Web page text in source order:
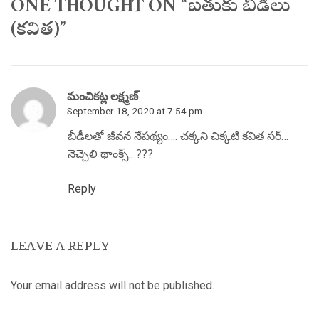
ONE THOUGHT ON “బతుకు బీడీలు
(కవిత)”
మంచికట్ల లక్ష్మణ్
September 18, 2020 at 7:54 pm
బీడీలతో జీవన నేపథ్యం…. చక్కని చిక్కటి కవిత సర్…
నెచ్చెలి థాంక్స్.. ???
Reply
LEAVE A REPLY
Your email address will not be published.